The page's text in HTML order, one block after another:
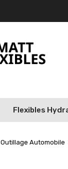
Flexibles
Outillage Automobile